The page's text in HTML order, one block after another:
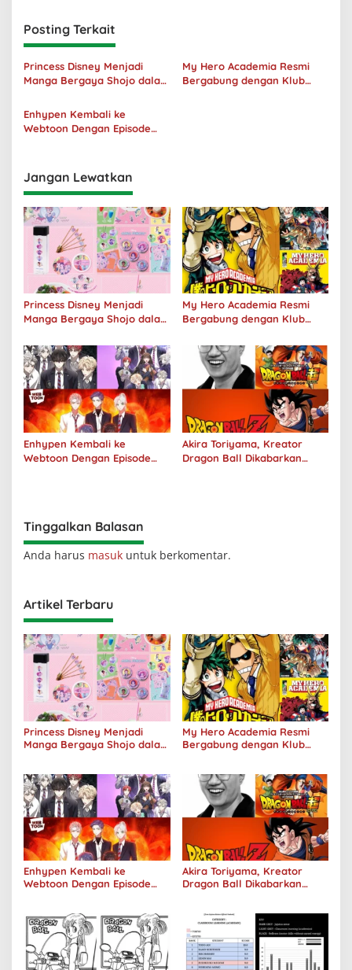
Posting Terkait
Princess Disney Menjadi
Manga Bergaya Shojo dalam
Café
My Hero Academia Resmi
Bergabung dengan Klub
Enhypen Kembali ke
Webtoon Dengan Episode
Jangan Lewatkan
Princess Disney Menjadi
Manga Bergaya Shojo dalam
Café
My Hero Academia Resmi
Bergabung dengan Klub
Enhypen Kembali ke
Webtoon Dengan Episode
Akira Toriyama, Kreator
Dragon Ball Dikabarkan
Tinggalkan Balasan
Anda harus masuk untuk berkomentar.
Artikel Terbaru
Princess Disney Menjadi
Manga Bergaya Shojo dalam
My Hero Academia Resmi
Bergabung dengan Klub
Enhypen Kembali ke
Webtoon Dengan Episode
Akira Toriyama, Kreator
Dragon Ball Dikabarkan